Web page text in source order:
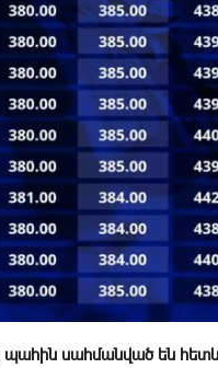
պահին սահմանված են